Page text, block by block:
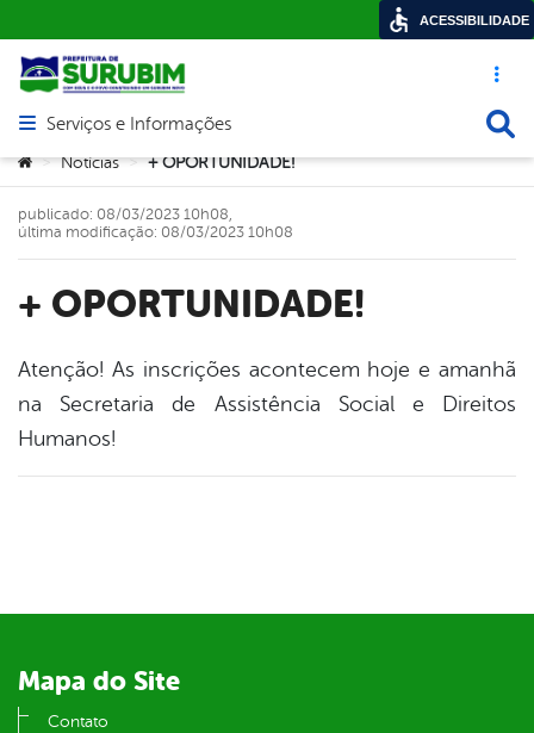
Acesso
Abrir menu principal de navegação
Serviços e Informações
Você está aqui:
> Notícias > + OPORTUNIDADE!
+ OPORTUNIDADE!
publicado: 08/03/2023 10h08,
última modificação: 08/03/2023 10h08
Atenção! As inscrições acontecem hoje e amanhã
na Secretaria de Assistência Social e Direitos
Humanos!
Mapa do Site
Contato
ACESSIBILIDADE